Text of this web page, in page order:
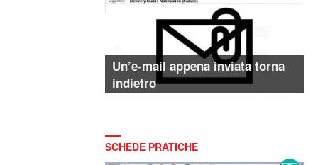
Un’e-mail appena inviata torna
indietro
SCHEDE PRATICHE